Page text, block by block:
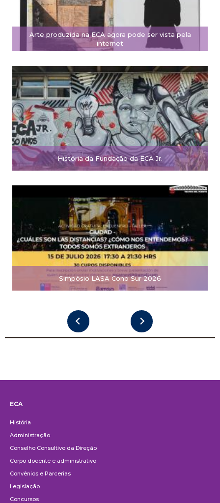
Arte produzida na ECA agora pode ser vista pela
internet
História da Fundação da ECA Jr.
Simpósio LASA Cono Sur 2026
ECA
História
Administração
Conselho Consultivo da Direção
Corpo docente e administrativo
Convênios e Parcerias
Legislação
Concursos